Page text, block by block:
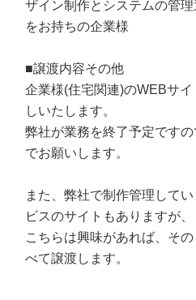
ザイン制作とシステムの管
をお持ちの企業様
■譲渡内容その他
企業様(住宅関連)のWEBサ
しいたします。
弊社が業務を終了予定です
でお願いします。
また、弊社で制作管理して
ビスのサイトもありますが、
こちらは興味があれば、そ
べて譲渡します。